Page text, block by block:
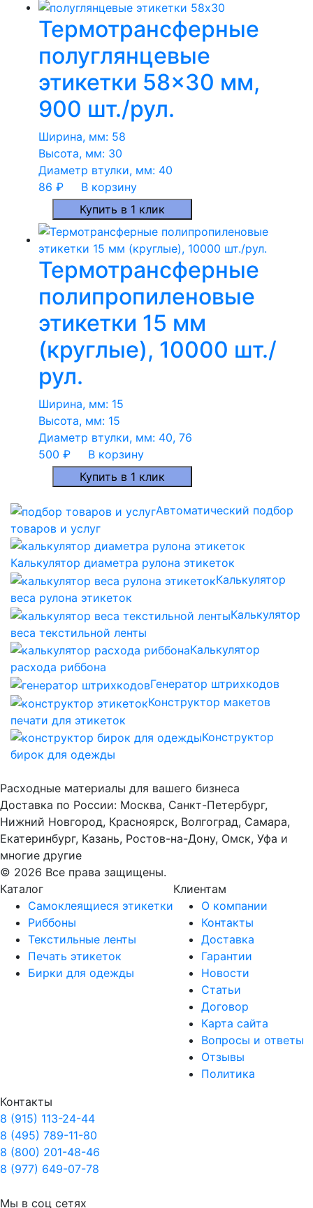
Термотрансферные
полуглянцевые
этикетки 58×30 мм,
900 шт./рул.
Ширина, мм: 58
Высота, мм: 30
Диаметр втулки, мм: 40
86 ₽
В корзину
Купить в 1 клик
Термотрансферные
полипропиленовые
этикетки 15 мм
(круглые), 10000 шт./
рул.
Ширина, мм: 15
Высота, мм: 15
Диаметр втулки, мм: 40, 76
500 ₽
В корзину
Купить в 1 клик
Автоматический подбор
товаров и услуг
Калькулятор диаметра рулона этикеток
Калькулятор
веса рулона этикеток
Калькулятор
веса текстильной ленты
Калькулятор
расхода риббона
Генератор штрихкодов
Конструктор макетов
печати для этикеток
Конструктор
бирок для одежды
Расходные материалы для вашего бизнеса
Доставка по России: Москва, Санкт-Петербург,
Нижний Новгород, Красноярск, Волгоград, Самара,
Екатеринбург, Казань, Ростов-на-Дону, Омск, Уфа и
многие другие
© 2026 Все права защищены.
Каталог
Самоклеящиеся этикетки
Риббоны
Текстильные ленты
Печать этикеток
Бирки для одежды
Клиентам
О компании
Контакты
Доставка
Гарантии
Новости
Статьи
Договор
Карта сайта
Вопросы и ответы
Отзывы
Политика
Контакты
8 (915) 113-24-44
8 (495) 789-11-80
8 (800) 201-48-46
8 (977) 649-07-78
Мы в соц сетях